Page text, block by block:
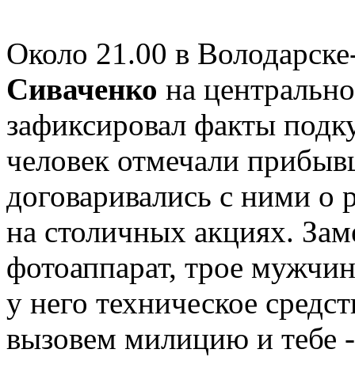
Около 21.00 в
Сиваченко на
зафиксировал факты
человек отмечали
договаривались с ними о
на столичных акциях.
фотоаппарат, трое
у него техническое
вызовем милицию и тебе